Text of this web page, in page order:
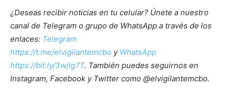
¿Deseas recibir noticias en tu celular? Únete a nuestro
canal de Telegram o grupo de WhatsApp a través de los
enlaces: Telegram
https://t.me/elvigilantemcbo y WhatsApp
https://bit.ly/3wjIg7T. También puedes seguirnos en
Instagram, Facebook y Twitter como @elvigilantemcbo.